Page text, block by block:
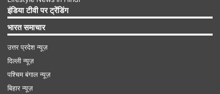
इंडिया टीवी पर ट्रेंडिंग
भारत समाचार
उत्तर प्रदेश न्यूज़
दिल्ली न्यूज़
पश्चिम बंगाल न्यूज़
बिहार न्यूज़